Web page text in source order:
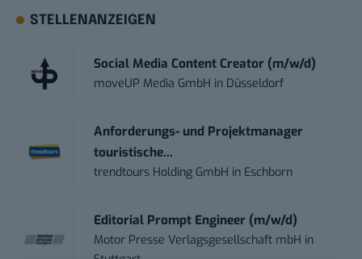
STELLENANZEIGEN
Social Media Content Creator (m/w/d)
moveUP Media GmbH in Düsseldorf
Anforderungs- und Projektmanager
touristische...
trendtours Holding GmbH in Eschborn
Editorial Prompt Engineer (m/w/d)
Motor Presse Verlagsgesellschaft mbH in